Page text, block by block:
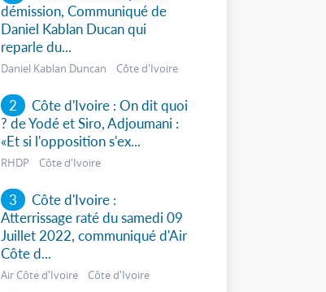
démission, Communiqué de
Daniel Kablan Ducan qui
reparle du...
Daniel Kablan Duncan Côte d'Ivoire
2
Côte d'Ivoire : On dit quoi
? de Yodé et Siro, Adjoumani :
«Et si l'opposition s'ex...
RHDP Côte d'Ivoire
3
Côte d'Ivoire :
Atterrissage raté du samedi 09
Juillet 2022, communiqué d'Air
Côte d...
Air Côte d'Ivoire Côte d'Ivoire